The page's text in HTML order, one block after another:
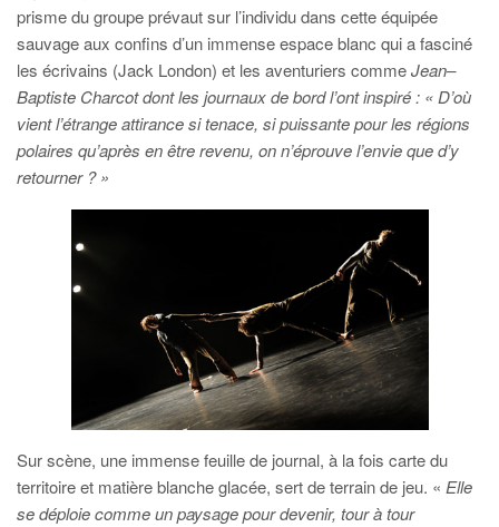
prisme du groupe prévaut sur l’individu dans cette équipée
sauvage aux confins d’un immense espace blanc qui a fasciné
les écrivains (Jack London) et les aventuriers commeJean–
Baptiste Charcot dont les journaux de bord l’ont inspiré : « D’où
vient l’étrange attirance si tenace, si puissante pour les régions
polaires qu’après en être revenu, on n’éprouve l’envie que d’y
retourner ?»
Sur scène, une immense feuille de journal, à la fois carte du
territoire et matière blanche glacée, sert de terrain de jeu. « Elle
se déploie comme un paysage pour devenir, tour à tour